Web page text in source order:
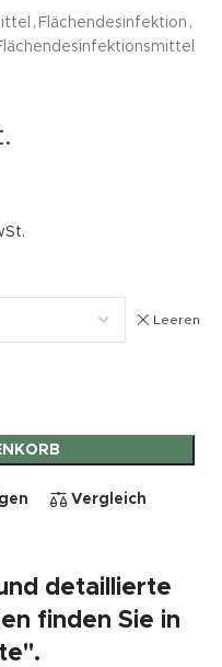
, Flächendesinfektion ,
Leeren
Vergleich
detaillierte
finden Sie in